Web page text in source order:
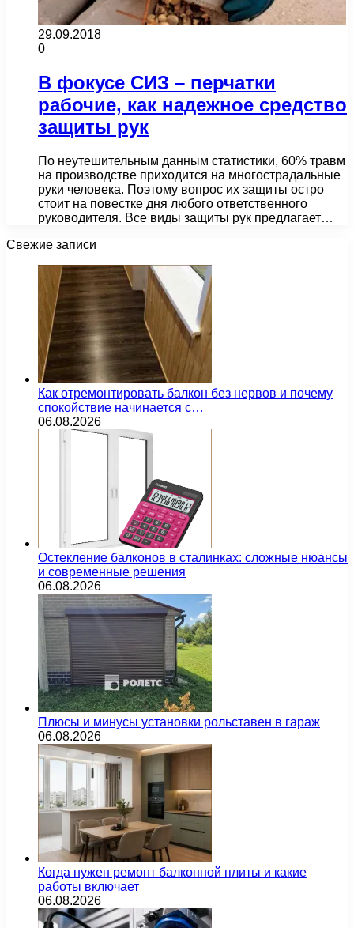
29.09.2018
0
В фокусе СИЗ – перчатки
рабочие, как надежное средство
защиты рук
По неутешительным данным статистики, 60% травм
на производстве приходится на многострадальные
руки человека. Поэтому вопрос их защиты остро
стоит на повестке дня любого ответственного
руководителя. Все виды защиты рук предлагает…
Свежие записи
Как отремонтировать балкон без нервов и почему
спокойствие начинается с…
06.08.2026
Остекление балконов в сталинках: сложные нюансы
и современные решения
06.08.2026
Плюсы и минусы установки рольставен в гараж
06.08.2026
Когда нужен ремонт балконной плиты и какие
работы включает
06.08.2026